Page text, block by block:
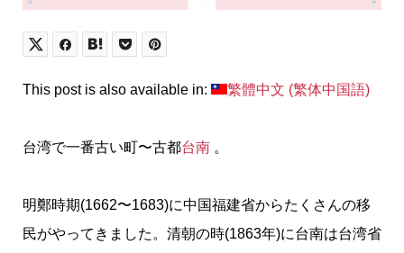
This post is also available in: 繁體中文 (繁体中国語)
台湾で一番古い町〜古都台南 。
明鄭時期(1662〜1683)に中国福建省からたくさんの移
民がやってきました。清朝の時(1863年)に台南は台湾省